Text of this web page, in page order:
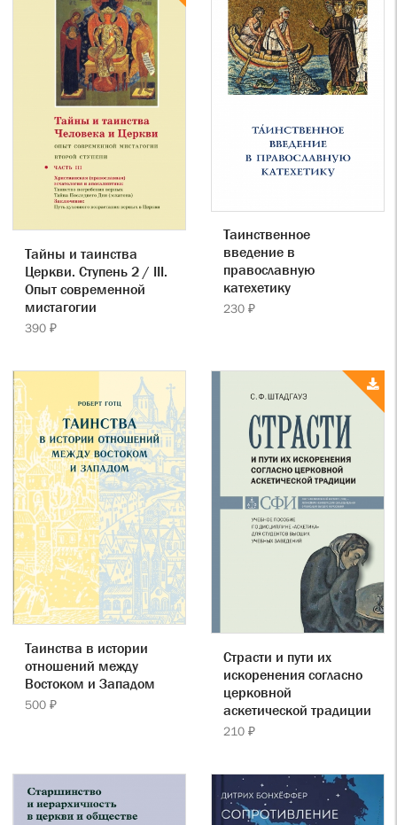
Тайны и таинства
Церкви. Ступень 2 / III.
Опыт современной
мистагогии
390 ₽
Таинственное
введение в
православную
катехетику
230 ₽
Таинства в истории
отношений между
Востоком и Западом
500 ₽
Страсти и пути их
искоренения согласно
церковной
аскетической традиции
210 ₽